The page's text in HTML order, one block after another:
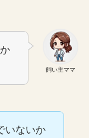
飼い主ママ
いないか